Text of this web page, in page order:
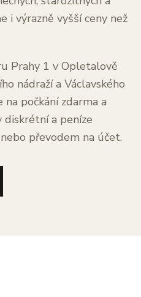
i výrazně vyšší ceny než
Prahy 1 v Opletalově
nádraží a Václavského
počkání zdarma a
diskrétní a peníze
převodem na účet.